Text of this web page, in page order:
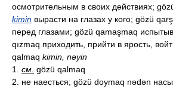
осмотрительным в своих действиях;
kimin вырасти на глазах у кого; gözü
перед глазами; gözü qamaşmaq
qızmaq приходить, прийти в ярость,
qalmaq kimin, nəyin
1. см. gözü qalmaq
2. не наесться; gözü doymaq nədən